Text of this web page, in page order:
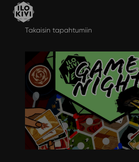
Takaisin tapahtumiin